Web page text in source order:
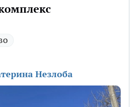
Незлоба